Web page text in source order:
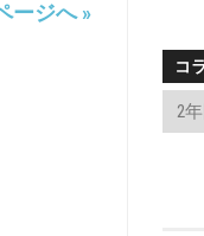
ージへ »
コ